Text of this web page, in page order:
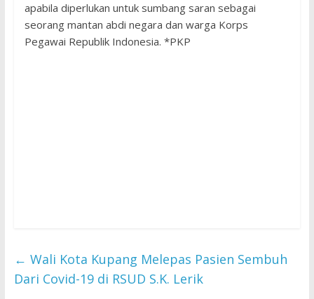
apabila diperlukan untuk sumbang saran sebagai
seorang mantan abdi negara dan warga Korps
Pegawai Republik Indonesia. *PKP
← Wali Kota Kupang Melepas Pasien Sembuh
Dari Covid-19 di RSUD S.K. Lerik